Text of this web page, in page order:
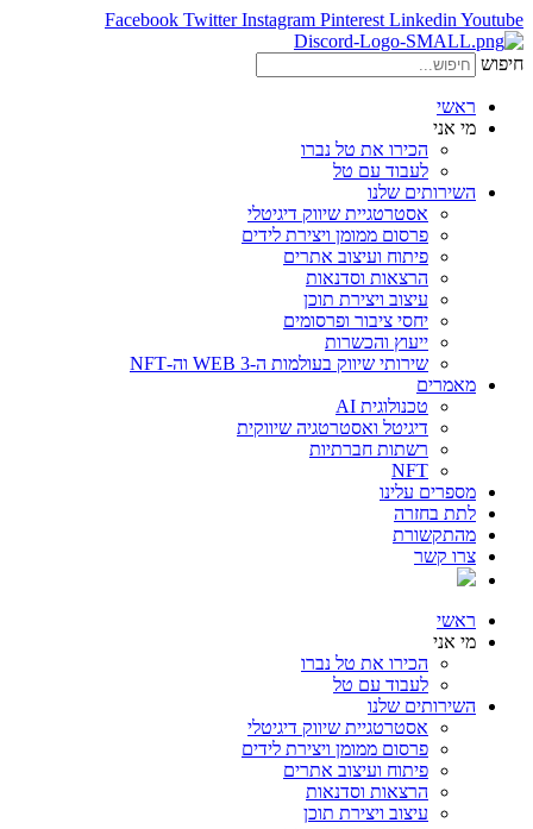
Facebook Twitter Instagram Pinterest Linkedin Youtube
חיפוש
ראשי
מי אני
הכירו את טל נברו
לעבוד עם טל
השירותים שלנו
אסטרטגיית שיווק דיגיטלי
פרסום ממומן ויצירת לידים
פיתוח ועיצוב אתרים
הרצאות וסדנאות
עיצוב ויצירת תוכן
יחסי ציבור ופרסומים
ייעוץ והכשרות
שירותי שיווק בעולמות ה-WEB 3 וה-NFT
מאמרים
טכנולוגית AI
דיגיטל ואסטרטגיה שיווקית
רשתות חברתיות
NFT
מספרים עלינו
לתת בחזרה
מהתקשורת
צרו קשר
ראשי
מי אני
הכירו את טל נברו
לעבוד עם טל
השירותים שלנו
אסטרטגיית שיווק דיגיטלי
פרסום ממומן ויצירת לידים
פיתוח ועיצוב אתרים
הרצאות וסדנאות
עיצוב ויצירת תוכן